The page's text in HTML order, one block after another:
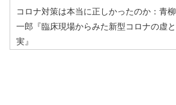
コロナ対策は本当に正しかったのか：青
一郎『臨床現場からみた新型コロナの虚と
実』